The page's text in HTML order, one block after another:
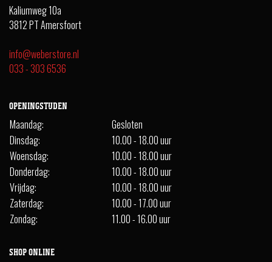
Kaliumweg 10a
3812 PT Amersfoort
info@weberstore.nl
033 - 303 6536
OPENINGSTIJDEN
Maandag:
Gesloten
Dinsdag:
10.00 - 18.00 uur
Woensdag:
10.00 - 18.00 uur
Donderdag:
10.00 - 18.00 uur
Vrijdag:
10.00 - 18.00 uur
Zaterdag:
10.00 - 17.00 uur
Zondag:
11.00 - 16.00 uur
SHOP ONLINE